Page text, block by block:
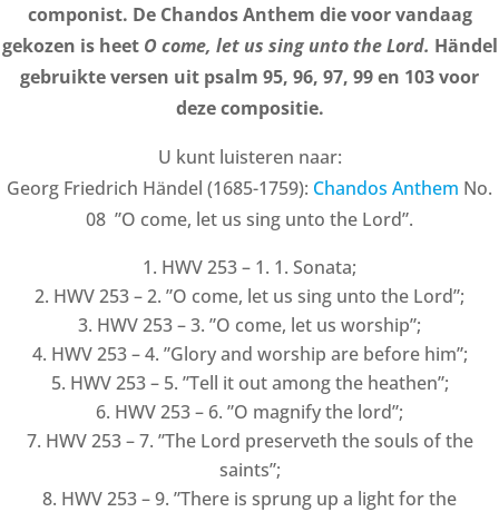
componist. De Chandos Anthem die voor vandaag
gekozen is heet O come, let us sing unto the Lord. Händel
gebruikte versen uit psalm 95, 96, 97, 99 en 103 voor
deze compositie.
U kunt luisteren naar:
Georg Friedrich Händel (1685-1759): Chandos Anthem No.
08 ”O come, let us sing unto the Lord”.
HWV 253 – 1. 1. Sonata;
HWV 253 – 2. ”O come, let us sing unto the Lord”;
HWV 253 – 3. ”O come, let us worship”;
HWV 253 – 4. ”Glory and worship are before him”;
HWV 253 – 5. ”Tell it out among the heathen”;
HWV 253 – 6. ”O magnify the lord”;
HWV 253 – 7. ”The Lord preserveth the souls of the
saints”;
HWV 253 – 9. ”There is sprung up a light for the